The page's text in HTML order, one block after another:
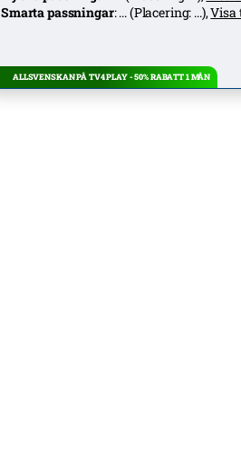
Smarta passningar:...(Placering: ...),Visa
ALLSVENSKAN PÅ TV4 PLAY - 50% RABATT 1 MÅN